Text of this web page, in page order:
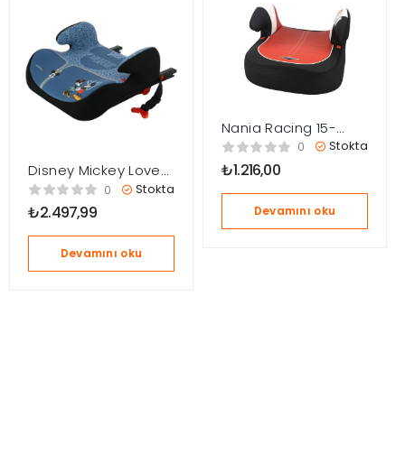
Disney Mickey Love
Comfort Isofixli
Yükseltici 15-36kg
Oto Koltuğu
0 Stokta
₺2.497,99
Devamını oku
Nania Racing 15-
36kg Oto Koltuğu
Yükseltici
0 Stokta
₺1.216,00
Devamını oku